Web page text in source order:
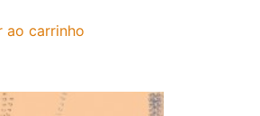
ao carrinho